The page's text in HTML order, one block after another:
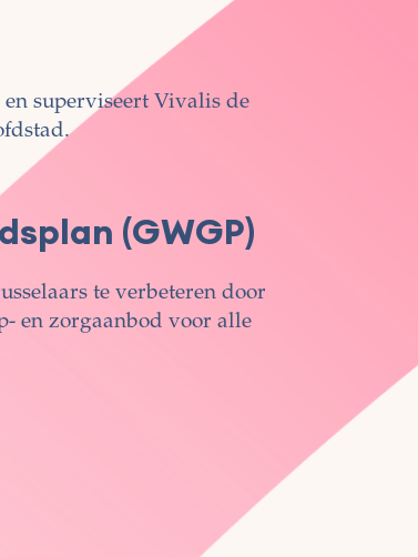
superviseert Vivalis de
(GWGP)
te verbeteren door
en zorgaanbod voor alle